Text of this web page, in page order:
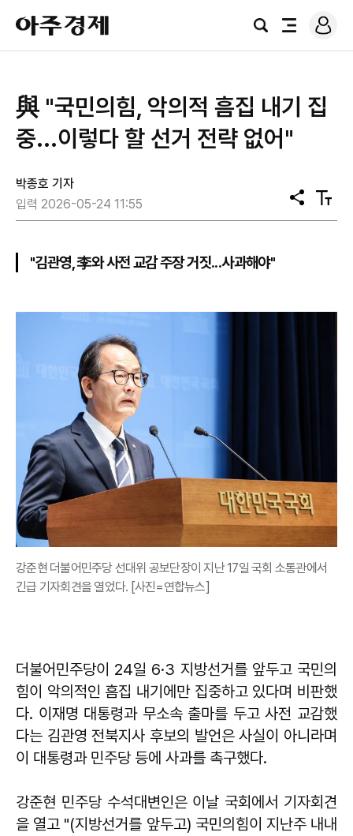
아
주
경
검
전
로
그
與 "국민의힘, 악의적 흠집 내기 집
중...이렇다 할 선거 전략 없어"
박종호 기자
입력 2026-05-24 11:55
공
유
텍
스
"김관영, 李와 사전 교감 주장 거짓...사과해야"
강준현 더불어민주당 선대위 공보단장이 지난 17일 국회 소통관에서
긴급 기자회견을 열었다. [사진=연합뉴스]
더불어민주당이 24일 6·3 지방선거를 앞두고 국민의
힘이 악의적인 흠집 내기에만 집중하고 있다며 비판했
다. 이재명 대통령과 무소속 출마를 두고 사전 교감했
다는 김관영 전북지사 후보의 발언은 사실이 아니라며
이 대통령과 민주당 등에 사과를 촉구했다.
강준현 민주당 수석대변인은 이날 국회에서 기자회견
을 열고 "(지방선거를 앞두고) 국민의힘이 지난주 내내